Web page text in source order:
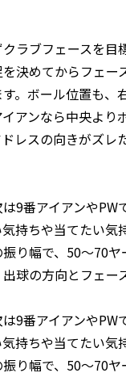
ラブフェースを
決めてからフェ
。ボール位置も
アンなら中央よ
レスの向きがズ
9番アイアンや
持ちや当てたい
り幅で、50〜70
球の方向とフェー
9番アイアンや
持ちや当てたい
り幅で、50〜70